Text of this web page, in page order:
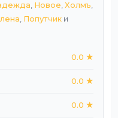
, Новое, Холмъ,
, Попутчик и
0.0 ★
0.0 ★
0.0 ★